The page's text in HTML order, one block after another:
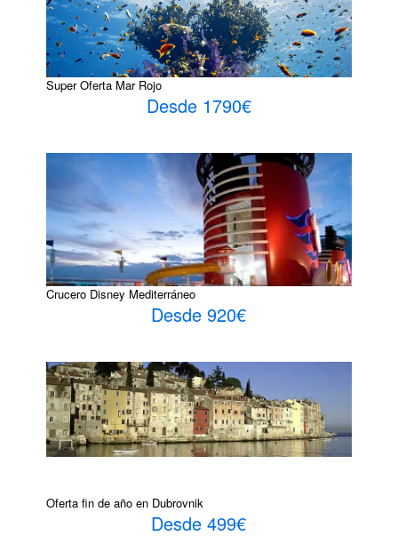
Super Oferta Mar Rojo
Desde 1790€
Crucero Disney Mediterráneo
Desde 920€
Oferta fin de año en Dubrovnik
Desde 499€